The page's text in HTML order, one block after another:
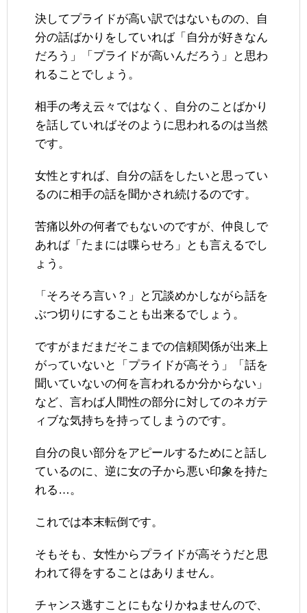
決してプライドが高い訳ではないものの、自
分の話ばかりをしていれば「自分が好きなん
だろう」「プライドが高いんだろう」と思わ
れることでしょう。
相手の考え云々ではなく、自分のことばかり
を話していればそのように思われるのは当然
です。
女性とすれば、自分の話をしたいと思ってい
るのに相手の話を聞かされ続けるのです。
苦痛以外の何者でもないのですが、仲良しで
あれば「たまには喋らせろ」とも言えるでし
ょう。
「そろそろ言い？」と冗談めかしながら話を
ぶつ切りにすることも出来るでしょう。
ですがまだまだそこまでの信頼関係が出来上
がっていないと「プライドが高そう」「話を
聞いていないの何を言われるか分からない」
など、言わば人間性の部分に対してのネガテ
ィブな気持ちを持ってしまうのです。
自分の良い部分をアピールするためにと話し
ているのに、逆に女の子から悪い印象を持た
れる…。
これでは本末転倒です。
そもそも、女性からプライドが高そうだと思
われて得をすることはありません。
チャンス逃すことにもなりかねませんので、